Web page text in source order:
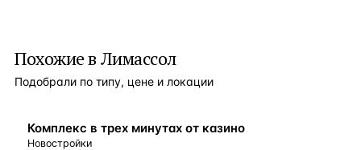
Похожие в Лимассол
Подобрали по типу, цене и локации
НОВОСТРОЙКА
Комплекс в трех минутах от казино
Новостройки